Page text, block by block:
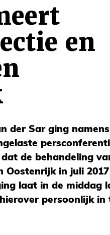
en
der Sar ging
de behandeling
Oostenrijk in juli
laat in de middag
persoonlijk in